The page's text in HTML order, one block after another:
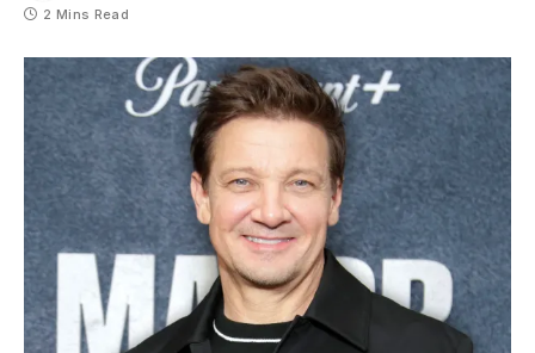
2 Mins Read